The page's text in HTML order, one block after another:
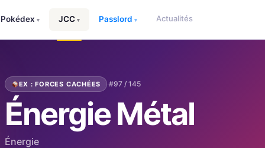
Pokédex ▾ JCC ▾ Passlord ▾ Actualités
EX : FORCES CACHÉES ·#97 / 145
Énergie Métal
Énergie